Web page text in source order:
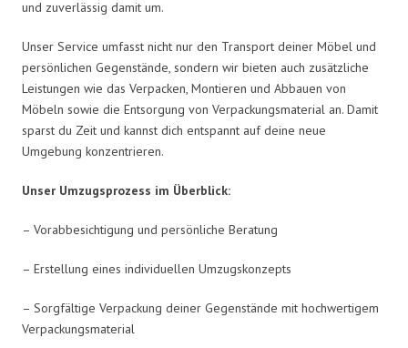
und zuverlässig damit um.
Unser Service umfasst nicht nur den Transport deiner Möbel und
persönlichen Gegenstände, sondern wir bieten auch zusätzliche
Leistungen wie das Verpacken, Montieren und Abbauen von
Möbeln sowie die Entsorgung von Verpackungsmaterial an. Damit
sparst du Zeit und kannst dich entspannt auf deine neue
Umgebung konzentrieren.
Unser Umzugsprozess im Überblick:
– Vorabbesichtigung und persönliche Beratung
– Erstellung eines individuellen Umzugskonzepts
– Sorgfältige Verpackung deiner Gegenstände mit hochwertigem
Verpackungsmaterial